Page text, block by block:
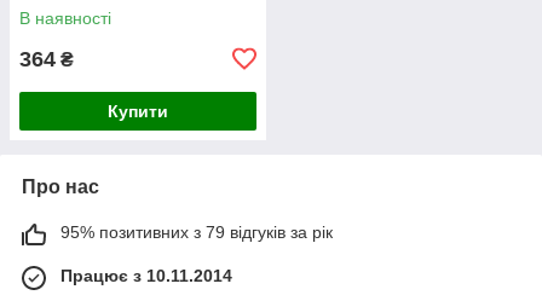
В наявності
364 ₴
Купити
Про нас
95% позитивних з 79 відгуків за рік
Працює з 10.11.2014